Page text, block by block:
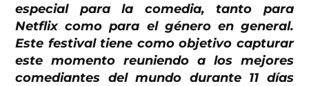
especial para la comedia, tanto para
Netflix como para el género en general.
Este festival tiene como objetivo capturar
este momento reuniendo a los mejores
comediantes del mundo durante 11 días